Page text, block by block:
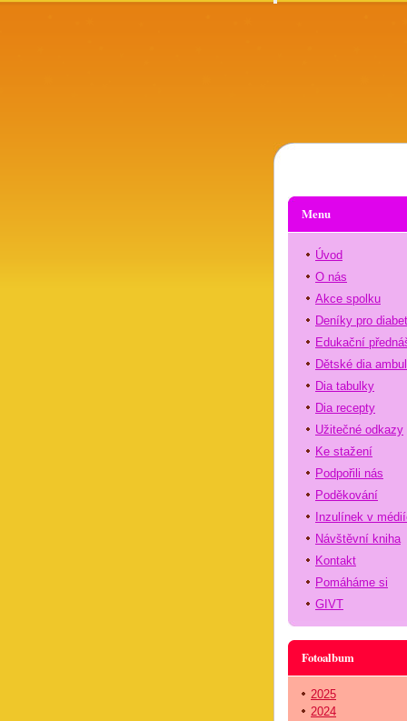
Menu
Úvod
O nás
Akce spolku
Deníky pro
Edukační
Dětské dia
Dia tabulky
Dia recepty
Užitečné odkazy
Ke stažení
Podpořili nás
Poděkování
Inzulínek v
Návštěvní kniha
Kontakt
Pomáháme si
GIVT
Fotoalbum
2025
2024